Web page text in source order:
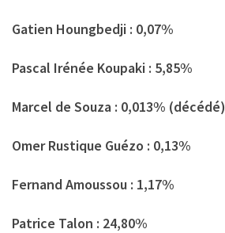
Gatien Houngbedji : 0,07%
Pascal Irénée Koupaki : 5,85%
Marcel de Souza : 0,013% (décédé)
Omer Rustique Guézo : 0,13%
Fernand Amoussou : 1,17%
Patrice Talon : 24,80%